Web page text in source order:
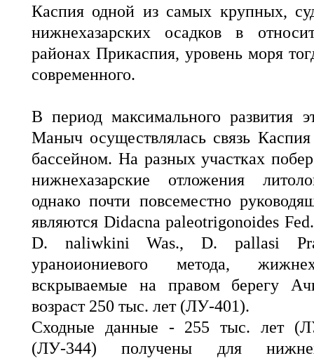
Каспия одной из самых крупных,
нижнехазарских осадков в
районах Прикаспия, уровень моря
современного.
В период максимального развития
Маныч осуществлялась связь
бассейном. На разных участках
нижнехазарские отложения
однако почти повсеместно
являются Didacna paleotrigonoides
D. naliwkini Was., D. pallasi
ураноиониевого метода,
вскрываемые на правом берегу
возраст 250 тыс. лет (ЛУ-401).
Сходные данные - 255 тыс. лет
(ЛУ-344) получены для